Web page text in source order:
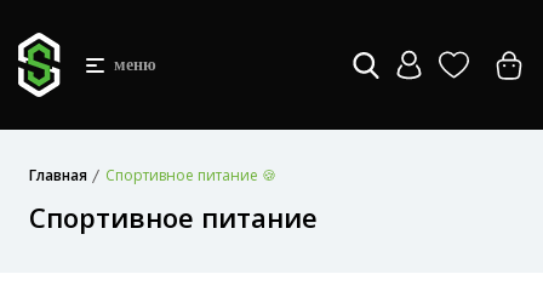
меню
Главная Спортивное питание 🍪
Спортивное питание